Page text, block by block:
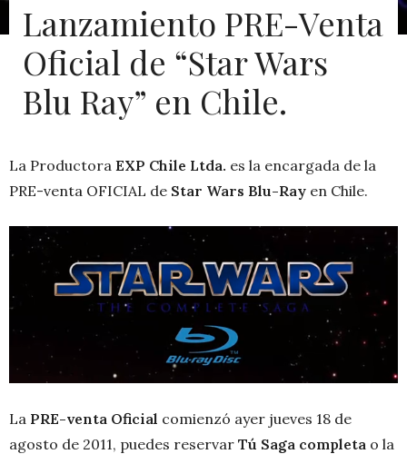
Lanzamiento PRE-Venta
Oficial de “Star Wars
Blu Ray” en Chile.
La Productora EXP Chile Ltda. es la encargada de la
PRE-venta OFICIAL de Star Wars Blu-Ray en Chile.
La PRE-venta Oficial comienzó ayer jueves 18 de
agosto de 2011, puedes reservar Tú Saga completa o la